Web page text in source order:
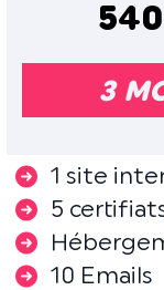
3
1 site
5
10 Emails